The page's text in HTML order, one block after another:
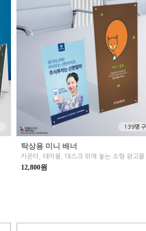
139명 구
탁상용 미니 배너
카운터, 테이블, 데스크 위에 놓는 소형 광고물
12,800원